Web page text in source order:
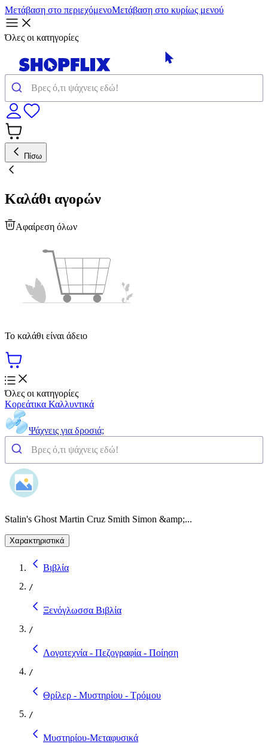
Μετάβαση στο περιεχόμενοΜετάβαση στο κυρίως μενού
Όλες οι κατηγορίες
Πίσω
Καλάθι αγορών
Αφαίρεση όλων
Το καλάθι είναι άδειο
Όλες οι κατηγορίες
Κορεάτικα Καλλυντικά
Ψάχνεις για δροσιά;
Stalin's Ghost Martin Cruz Smith Simon &amp;...
Χαρακτηριστικά
Βιβλία
/
Ξενόγλωσσα Βιβλία
/
Λογοτεχνία - Πεζογραφία - Ποίηση
/
Θρίλερ - Μυστηρίου - Τρόμου
/
Μυστηρίου-Μεταφυσικά